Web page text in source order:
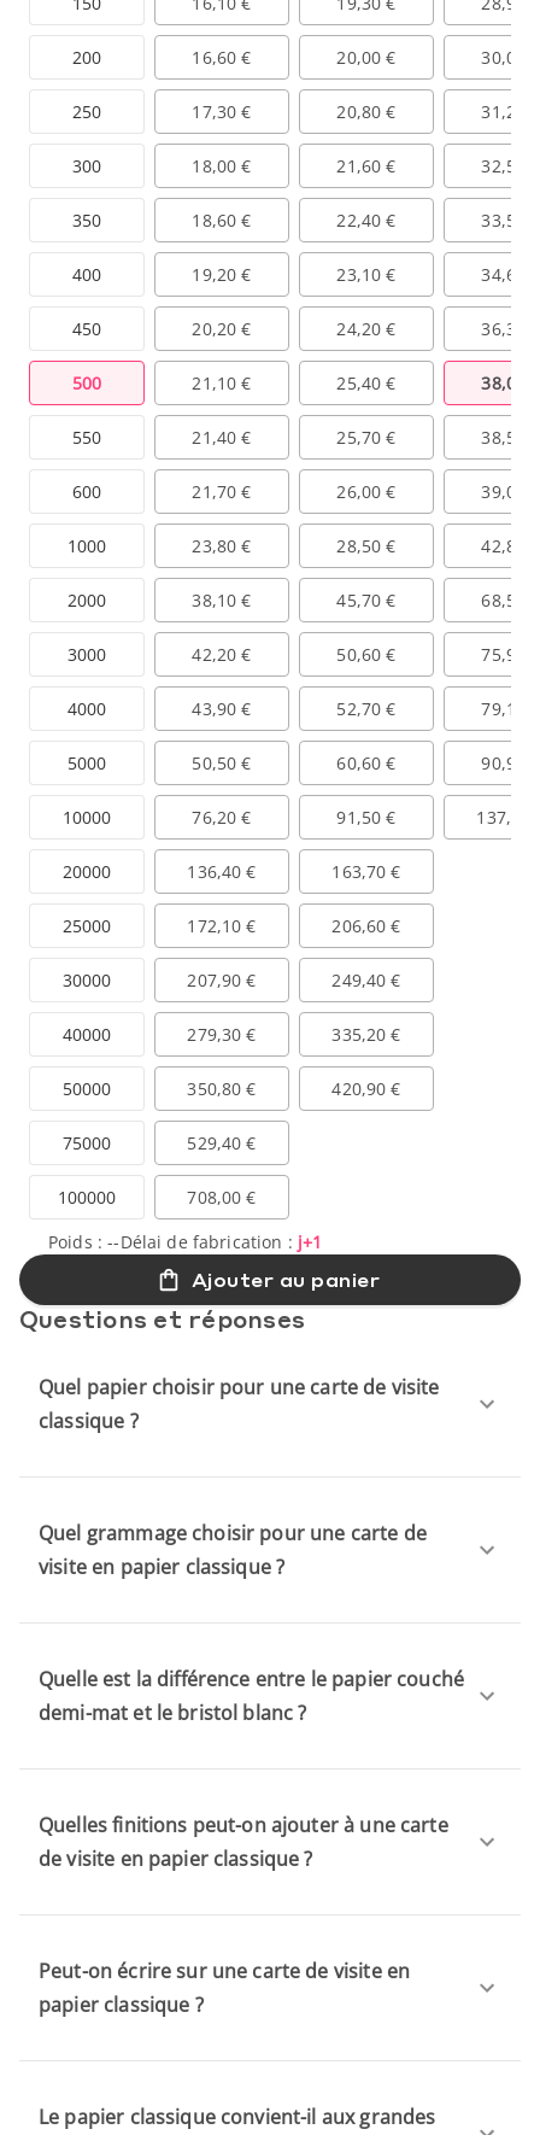
200
250
300
350
400
450
500
550
600
1000
2000
3000
4000
5000
10000
20000
25000
30000
40000
50000
75000
100000
16,60 € 20,00 € 30,00 €
17,30 € 20,80 € 31,20 €
18,00 € 21,60 € 32,50 €
18,60 € 22,40 € 33,50 €
19,20 € 23,10 € 34,60 €
20,20 € 24,20 € 36,30 €
21,10 € 25,40 € 38,00 €
21,40 € 25,70 € 38,50 €
21,70 € 26,00 € 39,00 €
23,80 € 28,50 € 42,80 €
38,10 € 45,70 € 68,50 €
42,20 € 50,60 € 75,90 €
43,90 € 52,70 € 79,10 €
50,50 € 60,60 € 90,90 €
76,20 € 91,50 € 137,20
136,40 € 163,70 €
172,10 € 206,60 €
207,90 € 249,40 €
279,30 € 335,20 €
350,80 € 420,90 €
529,40 €
708,00 €
Poids :--Délai de fabrication : j+1
Ajouter au panier
Questions et réponses
Quel papier choisir pour une carte de visite
classique ?
Quel grammage choisir pour une carte de
visite en papier classique ?
Quelle est la différence entre le papier couché
demi-mat et le bristol blanc ?
Quelles finitions peut-on ajouter à une carte
de visite en papier classique ?
Peut-on écrire sur une carte de visite en
papier classique ?
Le papier classique convient-il aux grandes